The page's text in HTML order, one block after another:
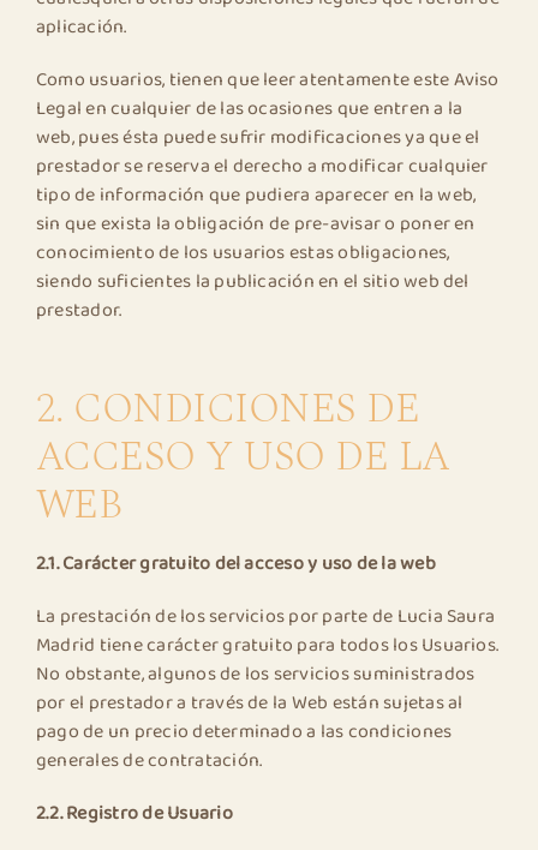
aplicación.
Como usuarios, tienen que leer atentamente este Aviso
Legal en cualquier de las ocasiones que entren a la
web, pues ésta puede sufrir modificaciones ya que el
prestador se reserva el derecho a modificar cualquier
tipo de información que pudiera aparecer en la web,
sin que exista la obligación de pre-avisar o poner en
conocimiento de los usuarios estas obligaciones,
siendo suficientes la publicación en el sitio web del
prestador.
2. CONDICIONES DE
ACCESO Y USO DE LA
WEB
2.1. Carácter gratuito del acceso y uso de la web
La prestación de los servicios por parte de Lucia Saura
Madrid tiene carácter gratuito para todos los Usuarios.
No obstante, algunos de los servicios suministrados
por el prestador a través de la Web están sujetas al
pago de un precio determinado a las condiciones
generales de contratación.
2.2. Registro de Usuario